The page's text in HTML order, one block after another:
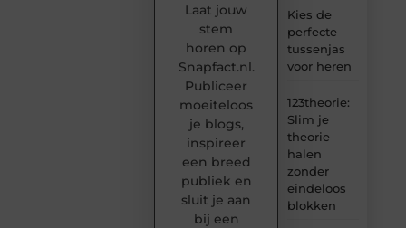
Kies de
perfecte
tussenjas
voor heren
123theorie:
Slim je
theorie
halen
zonder
eindeloos
blokken
Laat jouw
stem
horen op
Snapfact.nl.
Publiceer
moeiteloos
je blogs,
inspireer
een breed
publiek en
sluit je aan
bij een